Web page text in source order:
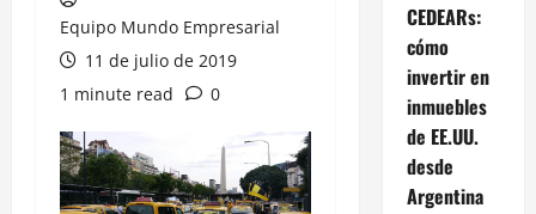
Equipo Mundo Empresarial
11 de julio de 2019
1 minute read
0
CEDEARs:
cómo
invertir en
inmuebles
de EE.UU.
desde
Argentina